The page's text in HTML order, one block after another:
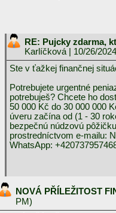
RE: Pujcky zdarma,
Karlíčková | 10/26/
Ste v ťažkej finančnej
Potrebujete urgentné
potrebuješ? Chcete ho
50 000 Kč do 30 000 000
úveru začína od (1 - 30
bezpečnú núdzovú
prostredníctvom e-mailu:
WhatsApp:
NOVÁ PŘÍLEŽITOST
PM)